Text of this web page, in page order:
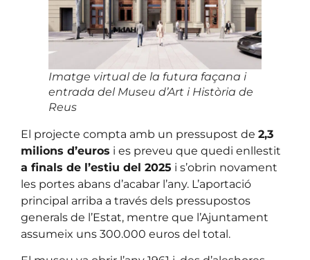
Imatge virtual de la futura façana i
entrada del Museu d’Art i Història de
Reus
El projecte compta amb un pressupost de 2,3
milions d’euros i es preveu que quedi enllestit
a finals de l’estiu del 2025 i s’obrin novament
les portes abans d’acabar l’any. L’aportació
principal arriba a través dels pressupostos
generals de l’Estat, mentre que l’Ajuntament
assumeix uns 300.000 euros del total.